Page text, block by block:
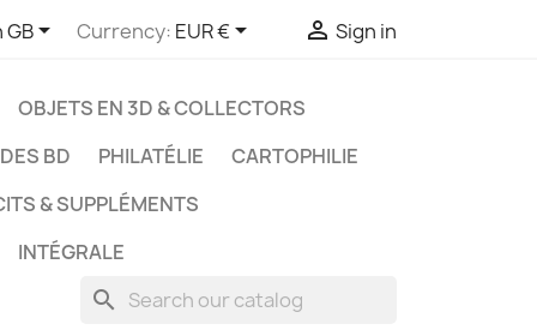
GB Currency: EUR €  Sign in
OBJETS EN 3D & COLLECTORS
BD PHILATÉLIE
CARTOPHILIE
& SUPPLÉMENTS
INTÉGRALE
search